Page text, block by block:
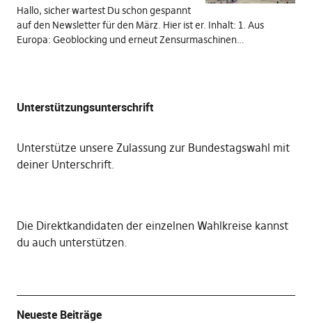
Hallo, sicher wartest Du schon gespannt
auf den Newsletter für den März. Hier ist er. Inhalt: 1. Aus
Europa: Geoblocking und erneut Zensurmaschinen…
Unterstützungsunterschrift
Unterstütze unsere Zulassung zur Bundestagswahl mit
deiner Unterschrift.
Die Direktkandidaten der einzelnen Wahlkreise kannst
du auch unterstützen.
Neueste Beiträge